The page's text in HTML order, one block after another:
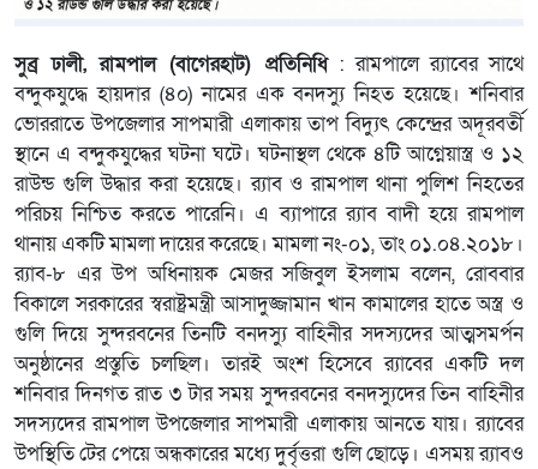
সুব্র ঢালী, রামপাল (বাগেরহাট) প্রতিনিধি: রামপালে র‌্যাবের সাথে
বন্দুকযুদ্ধে হায়দার (৪০) নামের এক বনদস্যু নিহত হয়েছে। শনিবার
ভোররাতে উপজেলার সাপমারী এলাকায় তাপ বিদ্যুৎ কেন্দ্রের অদূরবর্তী
স্থানে এ বন্দুকযুদ্ধের ঘটনা ঘটে। ঘটনাস্থল থেকে ৪টি আগ্নেয়াস্ত্র ও ১২
রাউন্ড গুলি উদ্ধার করা হয়েছে। র‌্যাব ও রামপাল থানা পুলিশ নিহতের
পরিচয় নিশ্চিত করতে পারেনি। এ ব্যাপারে র‌্যাব বাদী হয়ে রামপাল
থানায় একটি মামলা দায়ের করেছে। মামলা নং-০১, তাং ০১.০৪.২০১৮।
র‌্যাব-৮ এর উপ অধিনায়ক মেজর সজিবুল ইসলাম বলেন, রোববার
বিকালে সরকারের স্বরাষ্ট্রমন্ত্রী আসাদুজ্জামান খান কামালের হাতে অস্ত্র ও
গুলি দিয়ে সুন্দরবনের তিনটি বনদস্যু বাহিনীর সদস্যদের আত্মসমর্পন
অনুষ্ঠানের প্রস্তুতি চলছিল। তারই অংশ হিসেবে র‌্যাবের একটি দল
শনিবার দিনগত রাত ৩ টার সময় সুন্দরবনের বনদস্যুদের তিন বাহিনীর
সদস্যদের রামপাল উপজেলার সাপমারী এলাকায় আনতে যায়। র‌্যাবের
উপস্থিতি টের পেয়ে অন্ধকারের মধ্যে দুর্বৃত্তরা গুলি ছোড়ে। এসময় র‌্যাবও